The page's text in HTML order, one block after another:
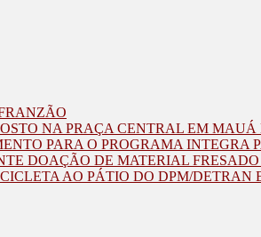
NA PRAÇA CENTRAL EM MAUÁ
PARA O PROGRAMA INTEGRA
DOAÇÃO DE MATERIAL
AO PÁTIO DO DPM/DETRAN